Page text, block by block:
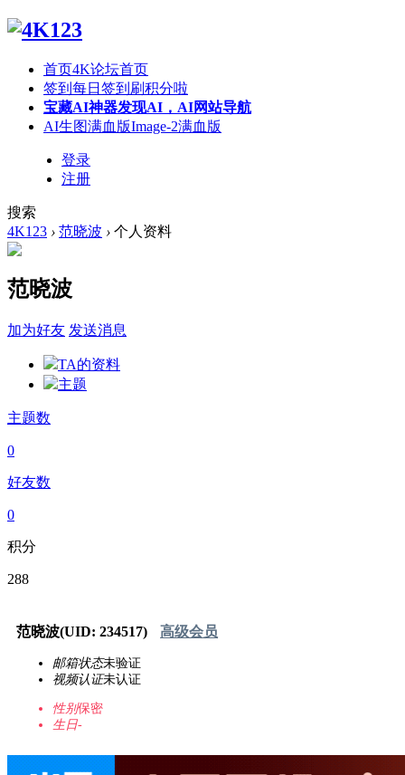
首页4K论坛首页
签到 每日签到刷积分啦
宝藏AI神器发现AI，AI网站导航
AI生图满血版Image-2满血版
登录
注册
搜索
4K123 › 范晓波 › 个人资料
范晓波
加为好友 发送消息
TA的资料
主题
主题数
0
好友数
0
积分
288
范晓波(UID: 234517) 高级会员
邮箱状态未验证
视频认证未认证
性别保密
生日-